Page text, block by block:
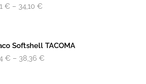
€ – 34,10 €
Softshell TACOMA
€ – 38,36 €